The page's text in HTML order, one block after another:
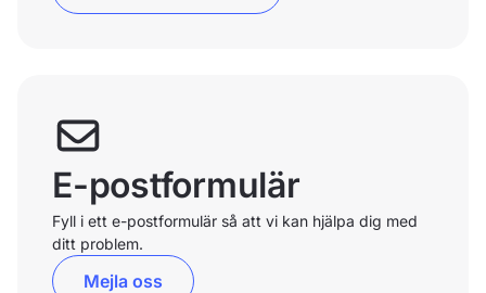
E-postformulär
Fyll i ett e-postformulär så att vi kan hjälpa dig med
ditt problem.
Mejla oss